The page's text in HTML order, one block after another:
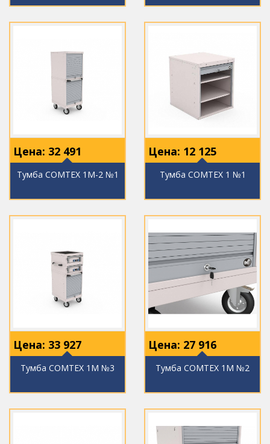
Цена: 32 491
Тумба COMTEX 1М-2 №1
Цена: 12 125
Тумба COMTEX 1 №1
Цена: 33 927
Тумба COMTEX 1М №3
Цена: 27 916
Тумба COMTEX 1М №2